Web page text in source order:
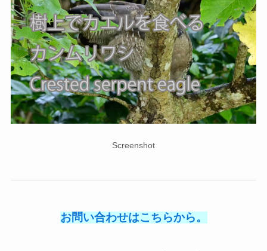
Screenshot
お問い合わせはこちらから。